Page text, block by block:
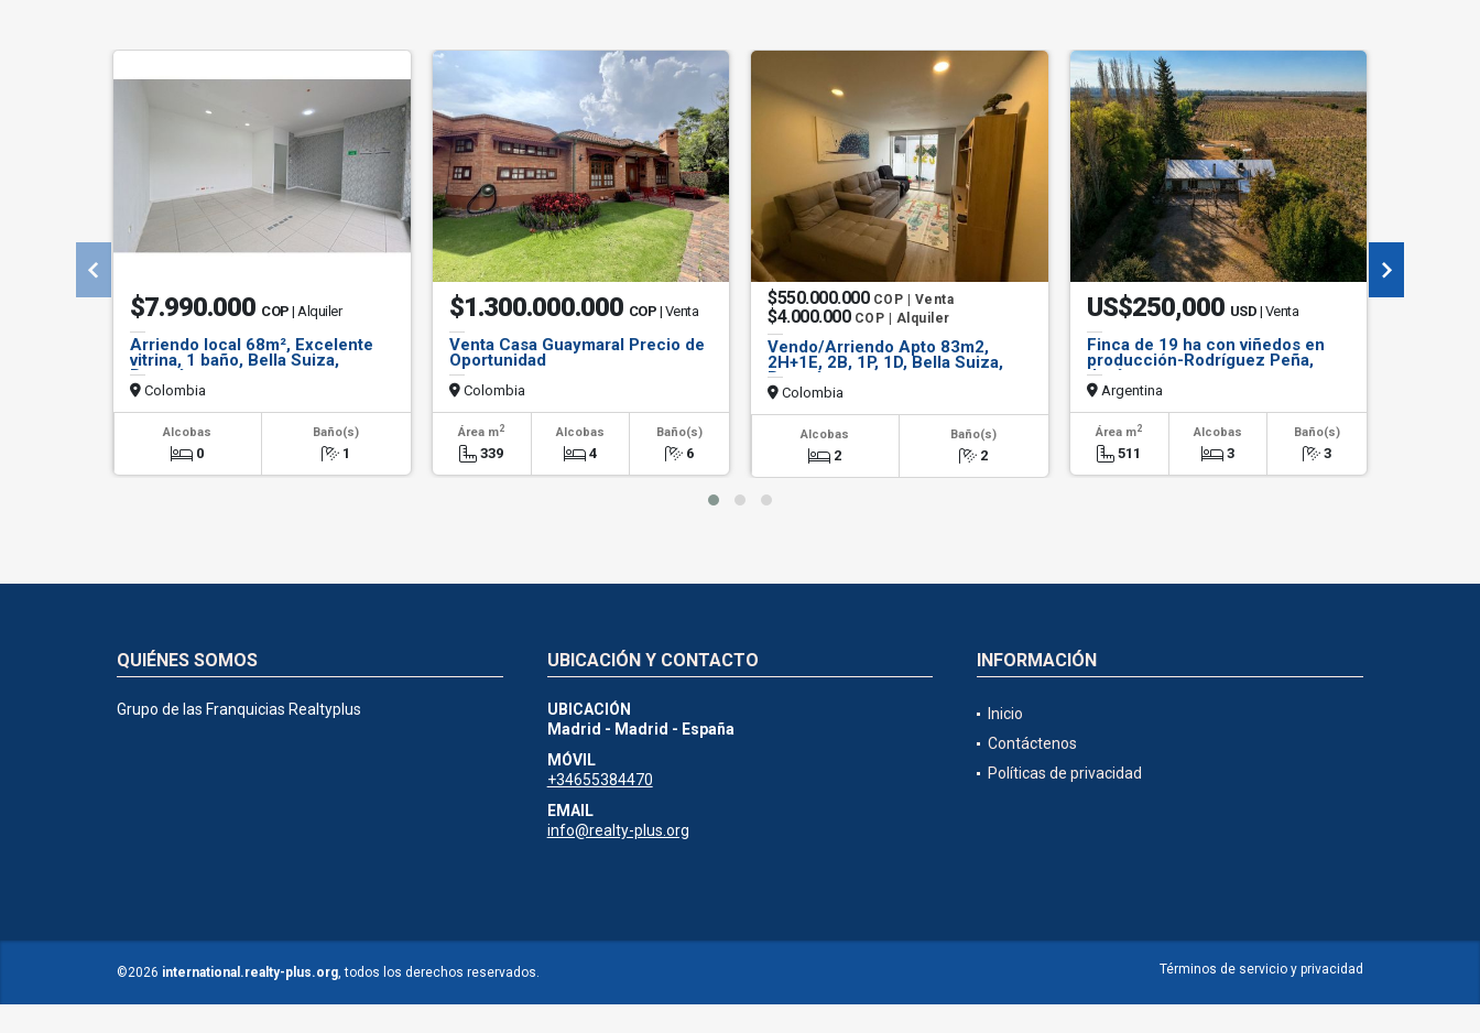
$7.990.000 COP | Alquiler
Arriendo local 68m², Excelente
vitrina, 1 baño, Bella Suiza,
Bogotá.
Colombia
Alcobas
0
Baño(s)
1
$1.300.000.000 COP | Venta
Venta Casa Guaymaral Precio de
Oportunidad
Colombia
Área m2
339
Alcobas
4
Baño(s)
6
$550.000.000 COP | Venta
$4.000.000 COP | Alquiler
Vendo/Arriendo Apto 83m2,
2H+1E, 2B, 1P, 1D, Bella Suiza,
Bogotá
Colombia
Alcobas
2
Baño(s)
2
US$250,000 USD | Venta
Finca de 19 ha con viñedos en
producción-Rodríguez Peña,
Junín
Argentina
Área m2
511
Alcobas
3
Baño(s)
3
QUIÉNES SOMOS
Grupo de las Franquicias Realtyplus
UBICACIÓN Y CONTACTO
UBICACIÓN
Madrid - Madrid - España
MÓVIL
+34655384470
EMAIL
info@realty-plus.org
INFORMACIÓN
Inicio
Contáctenos
Políticas de privacidad
©2026 international.realty-plus.org, todos los derechos reservados. Términos de servicio y privacidad